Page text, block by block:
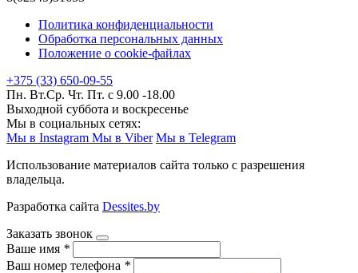
Политика конфиденциальности
Обработка персональных данных
Положение о cookie-файлах
+375 (33) 650-09-55
Пн. Вт.Ср. Чт. Пт. с 9.00 -18.00
Выходной суббота и воскресенье
Мы в социальных сетях:
Мы в Instagram Мы в Viber Мы в Telegram
Использование материалов сайта только с разрешения
владельца.
Разработка сайта Dessites.by
Заказать звонок
Ваше имя *
Ваш номер телефона *